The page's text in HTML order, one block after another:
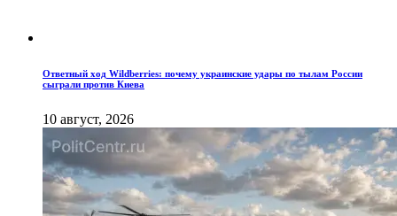
Ответный ход Wildberries: почему украинские удары по тылам России
сыграли против Киева
10 август, 2026